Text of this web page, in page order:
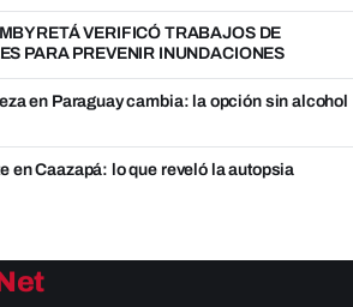
VERIFICÓ TRABAJOS DE
PARA PREVENIR INUNDACIONES
en Paraguay cambia: la opción sin alcohol
en Caazapá: lo que reveló la autopsia